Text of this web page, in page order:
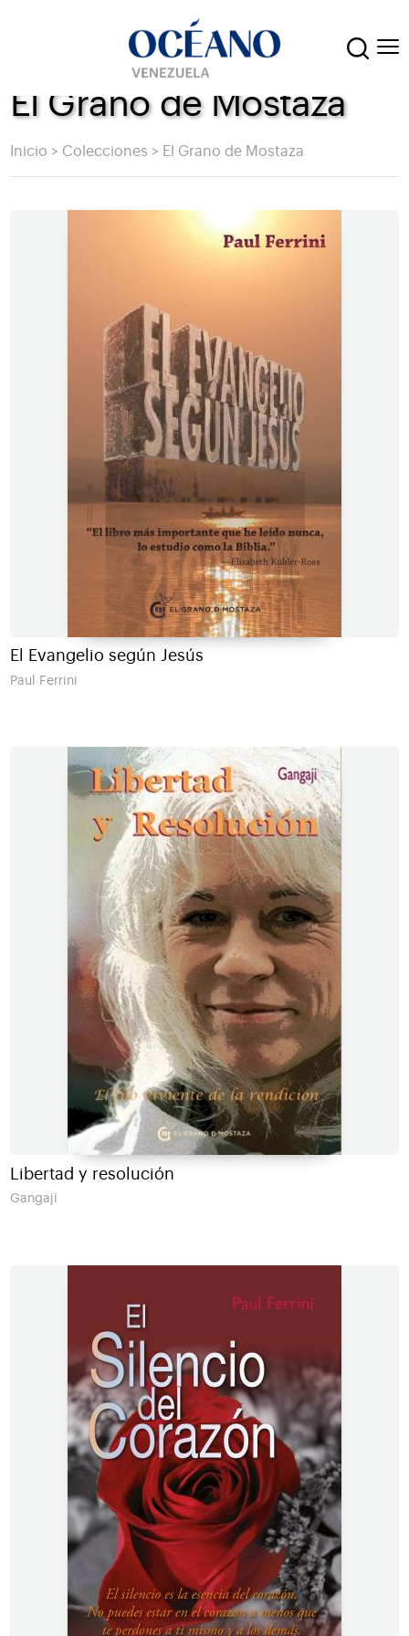
El Grano de Mostaza
Inicio > Colecciones > El Grano de Mostaza
El Evangelio según Jesús
Paul Ferrini
Libertad y resolución
Gangaji